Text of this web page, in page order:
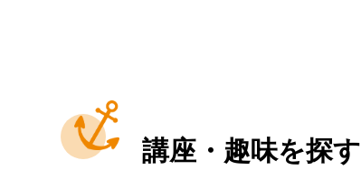
講座・趣味を探す